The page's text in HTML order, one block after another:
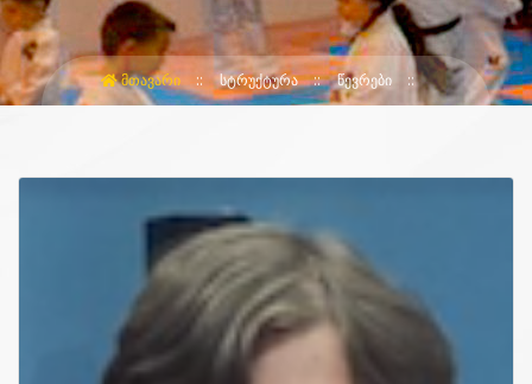
ᲛᲗᲐᲕᲐᲠᲘ ᲡᲢᲠᲣᲥᲢᲣᲠᲐ ᲬᲔᲕᲠᲔᲑᲘ